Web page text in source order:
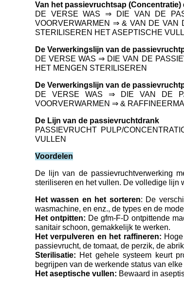
Van het passievruchtsap
DE VERSE WAS ⇒ DIE VAN DE
VOORVERWARMEN ⇒ & VAN DE VAN
STERILISEREN HET ASEPTISCHE
De Verwerkingslijn van de
DE VERSE WAS ⇒ DIE VAN DE
HET MENGEN STERILISEREN
De Verwerkingslijn van de
DE VERSE WAS ⇒ DIE VAN DE
VOORVERWARMEN ⇒ &
De Lijn van de passievruchtdrank
PASSIEVRUCHT PULP/
VULLEN
Voordelen
De lijn van de passievruchtverwerking
steriliseren en het vullen. De volledige lijn
Het wassen en het sorteren: De
wasmachine, en enz., de types en de
Het ontpitten: De gfm-F-D ontpittende
sanitair schoon, gemakkelijk te werken.
Het verpulveren en het raffineren:
passievrucht, de tomaat, de perzik, de
Sterilisatie: Het gehele systeem keurt
begrijpen van de werkende status van
Het aseptische vullen: Bewaard in